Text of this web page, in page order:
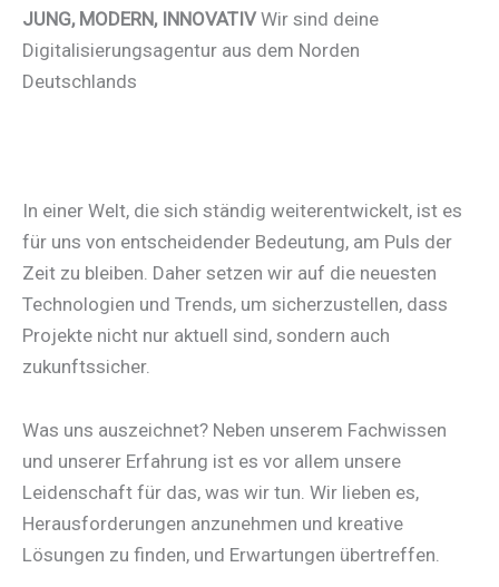
JUNG, MODERN, INNOVATIVWir sind deine
Digitalisierungsagentur aus dem Norden
Deutschlands
In einer Welt, die sich ständig weiterentwickelt, ist es
für uns von entscheidender Bedeutung, am Puls der
Zeit zu bleiben. Daher setzen wir auf die neuesten
Technologien und Trends, um sicherzustellen, dass
Projekte nicht nur aktuell sind, sondern auch
zukunftssicher.
Was uns auszeichnet? Neben unserem Fachwissen
und unserer Erfahrung ist es vor allem unsere
Leidenschaft für das, was wir tun. Wir lieben es,
Herausforderungen anzunehmen und kreative
Lösungen zu finden, und Erwartungen übertreffen.